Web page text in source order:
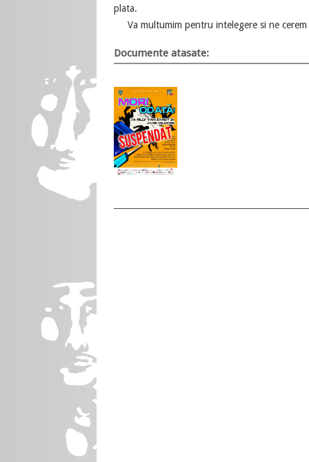
plata.
Va multumim pentru intelegere si ne
Documente atasate: